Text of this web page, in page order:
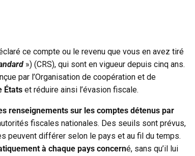
ce compte ou le revenu que vous en avez tiré
») (CRS), qui sont en vigueur depuis cinq ans.
par l’Organisation de coopération et de
États et réduire ainsi l’évasion fiscale.
renseignements sur les comptes détenus par
fiscales nationales. Des seuils sont prévus,
peuvent différer selon le pays et au fil du temps.
à chaque pays concerné, sans qu’il lui